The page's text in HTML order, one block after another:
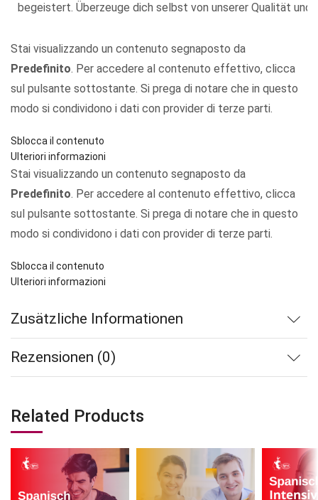
begeistert. Überzeuge dich selbst von unserer Qualität
Stai visualizzando un contenuto segnaposto da
Predefinito. Per accedere al contenuto effettivo, clicca
sul pulsante sottostante. Si prega di notare che in questo
modo si condividono i dati con provider di terze parti.
Sblocca il contenuto
Ulteriori informazioni
Stai visualizzando un contenuto segnaposto da
Predefinito. Per accedere al contenuto effettivo, clicca
sul pulsante sottostante. Si prega di notare che in questo
modo si condividono i dati con provider di terze parti.
Sblocca il contenuto
Ulteriori informazioni
Zusätzliche Informationen
Rezensionen (0)
Related Products